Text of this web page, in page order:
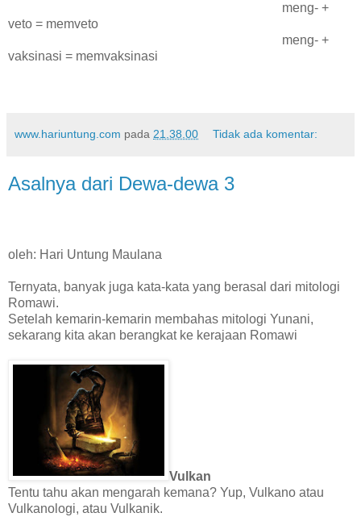
meng- +
veto = memveto
meng- +
vaksinasi = memvaksinasi
www.hariuntung.com pada 21.38.00 Tidak ada komentar:
Asalnya dari Dewa-dewa 3
oleh: Hari Untung Maulana
Ternyata, banyak juga kata-kata yang berasal dari mitologi
Romawi.
Setelah kemarin-kemarin membahas mitologi Yunani,
sekarang kita akan berangkat ke kerajaan Romawi
Vulkan
Tentu tahu akan mengarah kemana? Yup, Vulkano atau
Vulkanologi, atau Vulkanik.